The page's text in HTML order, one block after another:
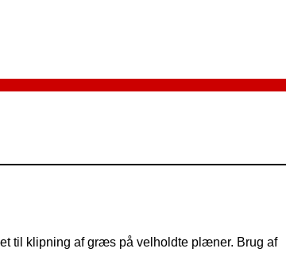
til klipning af græs på velholdte plæner. Brug af